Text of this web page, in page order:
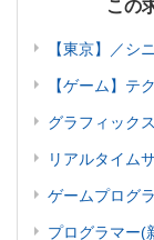
この
【東京】／シ
【ゲーム】テ
グラフィック
リアルタイム
ゲームプログ
プログラマー(